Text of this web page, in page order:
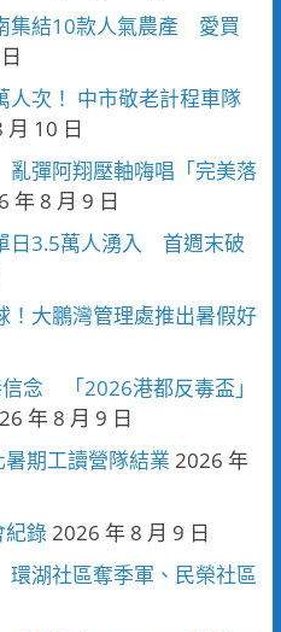
集結10款人氣農產 愛買
次！ 中市敬老計程車隊
月 10 日
彈阿翔壓軸嗨唱「完美落
年 8 月 9 日
日3.5萬人湧入 首週末破
！大鵬灣管理處推出暑假好
念 「2026港都反毒盃」
年 8 月 9 日
期工讀營隊結業 2026 年
紀錄2026 年 8 月 9 日
湖社區奪季軍、民榮社區